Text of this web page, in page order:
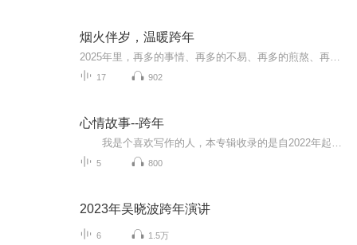
烟火伴岁，温暖跨年
17 902
心情故事--跨年
5 800
2023年吴晓波跨年演讲
6 1.5万